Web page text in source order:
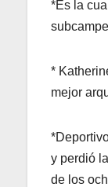
*Es la
*
mejor
y perdió
de los